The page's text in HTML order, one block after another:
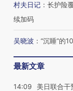
村夫日记 ： 长护险
续加码
吴晓波 ： “沉睡”的
最新文章
14:09 美日联合干